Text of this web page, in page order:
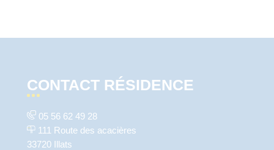
CONTACT RÉSIDENCE
05 56 62 49 28
111 Route des acacières
33720 Illats